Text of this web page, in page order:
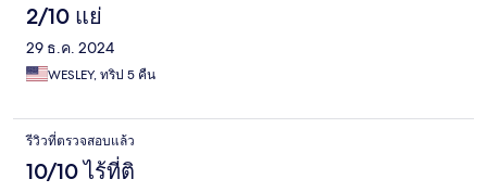
2/10 แย่
29 ธ.ค. 2024
WESLEY, ทริป 5 คืน
รีวิวที่ตรวจสอบแล้ว
10/10 ไร้ที่ติ